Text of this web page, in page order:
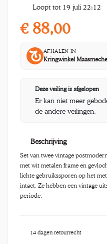
Loopt tot 19 juli 22:12
€ 88,00
AFHALEN IN
Kringwinkel
Deze veiling is afgelopen
Er kan niet meer
de andere veilingen.
Beschrijving
Set van twee vintage
met wit metalen frame en
lichte gebruikssporen op het
intact. Ze hebben een vintage
periode.
14 dagen retourrecht